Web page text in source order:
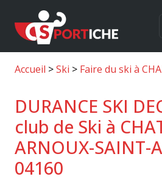
Accueil Ski Faire du ski à
DURANCE SKI
club de Ski à
ARNOUX-SAINT-
04160